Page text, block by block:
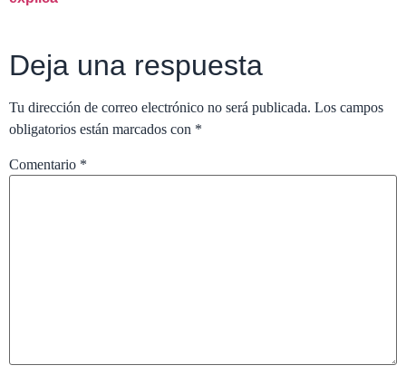
Deja una respuesta
Tu dirección de correo electrónico no será publicada. Los campos
obligatorios están marcados con *
Comentario *